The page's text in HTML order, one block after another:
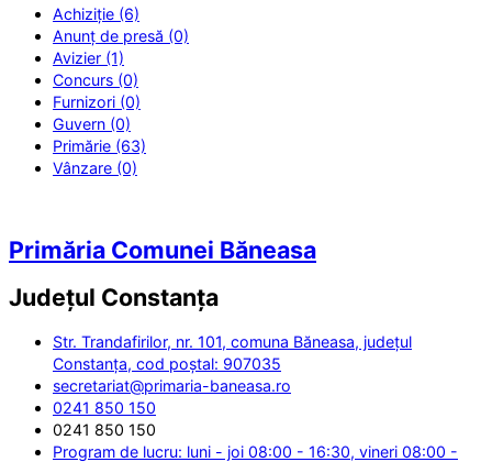
Achiziție (6)
Anunț de presă (0)
Avizier (1)
Concurs (0)
Furnizori (0)
Guvern (0)
Primărie (63)
Vânzare (0)
Primăria Comunei Băneasa
Județul Constanța
Str. Trandafirilor, nr. 101, comuna Băneasa, județul
Constanța, cod poștal: 907035
secretariat@primaria-baneasa.ro
0241 850 150
0241 850 150
Program de lucru: luni - joi 08:00 - 16:30, vineri 08:00 -